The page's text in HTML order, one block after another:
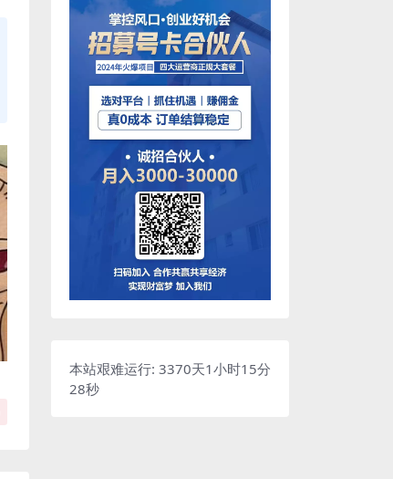
本站艰难运行: 3370天1小时15分
28秒